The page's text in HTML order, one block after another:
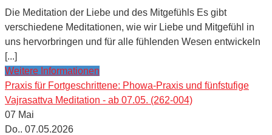
Die Meditation der Liebe und des Mitgefühls Es gibt
verschiedene Meditationen, wie wir Liebe und Mitgefühl in
uns hervorbringen und für alle fühlenden Wesen entwickeln
[...]
Weitere Informationen
Praxis für Fortgeschrittene: Phowa-Praxis und fünfstufige
Vajrasattva Meditation - ab 07.05. (262-004)
07 Mai
Do.. 07.05.2026